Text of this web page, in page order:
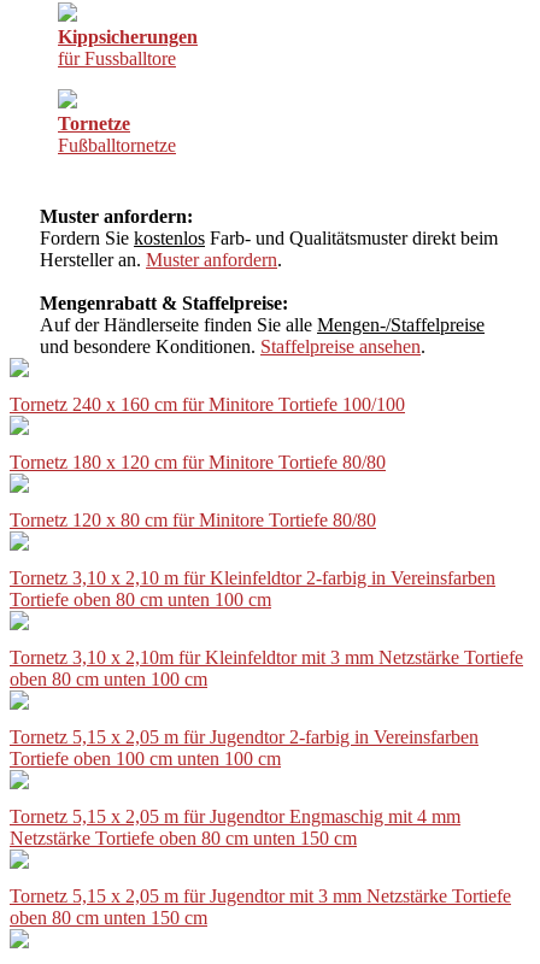
Kippsicherungen
für Fussballtore
Tornetze
Fußballtornetze
Muster anfordern:
Fordern Sie kostenlos Farb- und Qualitätsmuster direkt beim
Hersteller an. Muster anfordern.
Mengenrabatt & Staffelpreise:
Auf der Händlerseite finden Sie alle Mengen-/Staffelpreise
und besondere Konditionen. Staffelpreise ansehen.
Tornetz 240 x 160 cm für Minitore Tortiefe 100/100
Tornetz 180 x 120 cm für Minitore Tortiefe 80/80
Tornetz 120 x 80 cm für Minitore Tortiefe 80/80
Tornetz 3,10 x 2,10 m für Kleinfeldtor 2-farbig in Vereinsfarben
Tortiefe oben 80 cm unten 100 cm
Tornetz 3,10 x 2,10m für Kleinfeldtor mit 3 mm Netzstärke Tortiefe
oben 80 cm unten 100 cm
Tornetz 5,15 x 2,05 m für Jugendtor 2-farbig in Vereinsfarben
Tortiefe oben 100 cm unten 100 cm
Tornetz 5,15 x 2,05 m für Jugendtor Engmaschig mit 4 mm
Netzstärke Tortiefe oben 80 cm unten 150 cm
Tornetz 5,15 x 2,05 m für Jugendtor mit 3 mm Netzstärke Tortiefe
oben 80 cm unten 150 cm